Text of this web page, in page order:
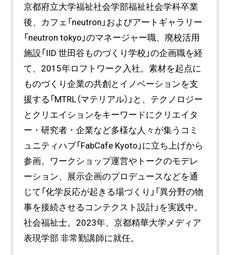
京都府立大学福祉社会学部福祉社会学科卒業
後、カフェ「neutron」およびアートギャラリー
「neutron tokyo」のマネージャー職、廃校活用
施設「IID 世田谷ものづくり学校」の企画職を経
て、2015年ロフトワーク入社。素材を起点に
ものづくり企業の共創とイノベーションを支
援する「MTRL（マテリアル）」と、テクノロジー
とクリエイションをキーワードにクリエイタ
ー・研究者・企業など多様な人々が集うコミ
ュニティハブ「FabCafe Kyoto」に立ち上げから
参画。ワークショップ運営やトークのモデレ
ーション、展示企画のプロデュースなどを通
じて「化学反応が起きる場づくり」「異分野の物
事を接続させるコンテクスト設計」を実践中。
社会福祉士。2023年、京都精華大学メディア
表現学部 非常勤講師に就任。